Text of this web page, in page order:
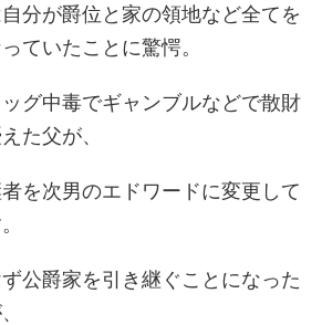
分が爵位と家の領地など全てを
ていたことに驚愕。
グ中毒でギャンブルなどで散財
た父が、
を次男のエドワードに変更して
公爵家を引き継ぐことになった